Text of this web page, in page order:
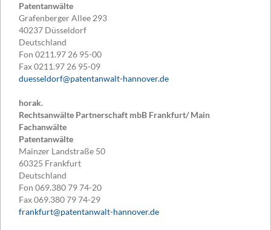
Patentanwälte
Grafenberger Allee 293
40237 Düsseldorf
Deutschland
Fon 0211.97 26 95-00
Fax0211.97 26 95-09
duesseldorf@patentanwalt-hannover.de
horak.
Rechtsanwälte Partnerschaft mbB Frankfurt/ Main
Fachanwälte
Patentanwälte
Mainzer Landstraße 50
60325 Frankfurt
Deutschland
Fon 069.380 79 74-20
Fax069.380 79 74-29
frankfurt@patentanwalt-hannover.de